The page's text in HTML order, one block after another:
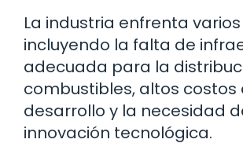
La industria enfrenta
incluyendo la falta de
adecuada para la
combustibles, altos costos
desarrollo y la necesidad
innovación tecnológica.